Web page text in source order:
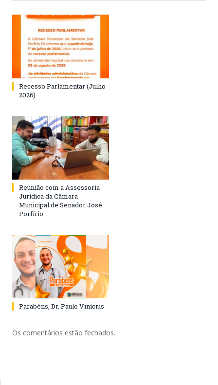
Recesso Parlamentar (Julho
2026)
Reunião com a Assessoria
Jurídica da Câmara
Municipal de Senador José
Porfírio
Parabéns, Dr. Paulo Vinícius
Os comentários estão fechados.